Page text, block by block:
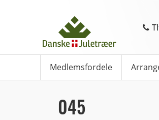
Medlemsfordele
045